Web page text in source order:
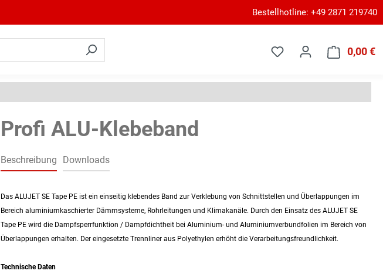
Bestellhotline: +49 2871 219740
0,00 €
Profi ALU-Klebeband
Beschreibung Downloads
Das ALUJET SE Tape PE ist ein einseitig klebendes Band zur Verklebung von Schnittstellen und Überlappungen im
Bereich aluminiumkaschierter Dämmsysteme, Rohrleitungen und Klimakanäle. Durch den Einsatz des ALUJET SE
Tape PE wird die Dampfsperrfunktion / Dampfdichtheit bei Aluminium- und Aluminiumverbundfolien im Bereich von
Überlappungen erhalten. Der eingesetzte Trennliner aus Polyethylen erhöht die Verarbeitungsfreundlichkeit.
Technische Daten